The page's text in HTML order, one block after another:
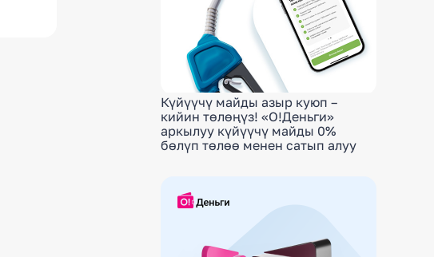
Күйүүчү майды азыр куюп –
кийин төлөңүз! «О!Деньги»
аркылуу күйүүчү майды 0%
бөлүп төлөө менен сатып алуу